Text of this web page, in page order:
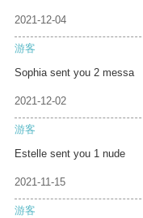
2021-12-04
游客
Sophia sent you 2 messa
2021-12-02
游客
Estelle sent you 1 nude
2021-11-15
游客